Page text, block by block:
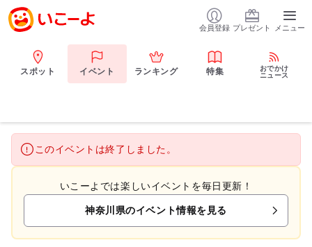
会員登録 プレゼント メニュー
スポット イベント ランキング 特集
おでかけ
ニュース
このイベントは終了しました。
いこーよでは楽しいイベントを毎日更新！
神奈川県のイベント情報を見る